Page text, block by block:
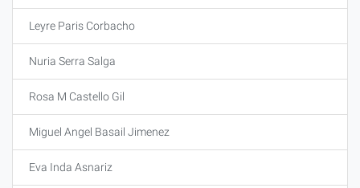
Leyre Paris Corbacho
Nuria Serra Salga
Rosa M Castello Gil
Miguel Angel Basail Jimenez
Eva Inda Asnariz